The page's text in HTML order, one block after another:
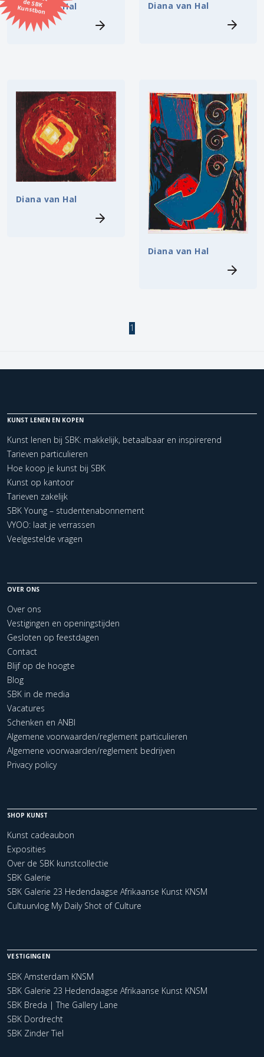
Kunstbon
Kunstenaar
Orientatie
Kleur
Zoeken
Kerncollectie
Diana van Hal Diana van Hal
Diana van Hal
Diana van Hal
1
KUNST LENEN EN KOPEN
Kunst lenen bij SBK: makkelijk, betaalbaar en inspirerend
Tarieven particulieren
Hoe koop je kunst bij SBK
Kunst op kantoor
Tarieven zakelijk
SBK Young – studentenabonnement
VYOO: laat je verrassen
Veelgestelde vragen
OVER ONS
Over ons
Vestigingen en openingstijden
Gesloten op feestdagen
Contact
Blijf op de hoogte
Blog
SBK in de media
Vacatures
Schenken en ANBI
Algemene voorwaarden/reglement particulieren
Algemene voorwaarden/reglement bedrijven
Privacy policy
SHOP KUNST
Kunst cadeaubon
Exposities
Over de SBK kunstcollectie
SBK Galerie
SBK Galerie 23 Hedendaagse Afrikaanse Kunst KNSM
Cultuurvlog My Daily Shot of Culture
VESTIGINGEN
SBK Amsterdam KNSM
SBK Galerie 23 Hedendaagse Afrikaanse Kunst KNSM
SBK Breda | The Gallery Lane
SBK Dordrecht
SBK Zinder Tiel